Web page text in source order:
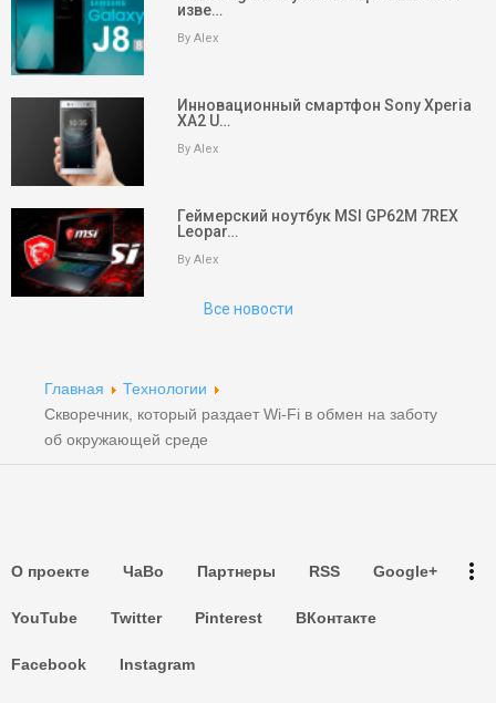
изве…
By Alex
Инновационный смартфон Sony Xperia
XA2 U…
By Alex
Геймерский ноутбук MSI GP62M 7REX
Leopar…
By Alex
Все новости
Главная
Технологии
Скворечник, который раздает Wi-Fi в обмен на заботу
об окружающей среде
О проекте ЧаВо Партнеры RSS Google+
YouTube Twitter Pinterest ВКонтакте
Facebook Instagram
more_vert
Партнеры